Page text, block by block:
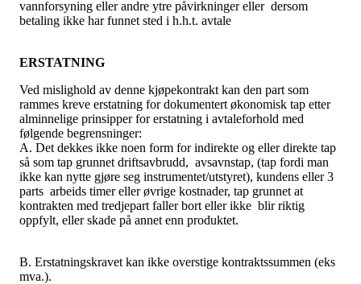
vannforsyning eller andre ytre påvirkninger eller dersom
betaling ikke har funnet sted i h.h.t. avtale
ERSTATNING
Ved mislighold av denne kjøpekontrakt kan den part som
rammes kreve erstatning for dokumentert økonomisk tap etter
alminnelige prinsipper for erstatning i avtaleforhold med
følgende begrensninger:
A. Det dekkes ikke noen form for indirekte og eller direkte tap
så som tap grunnet driftsavbrudd, avsavnstap, (tap fordi man
ikke kan nytte gjøre seg instrumentet/utstyret), kundens eller 3
parts arbeids timer eller øvrige kostnader, tap grunnet at
kontrakten med tredjepart faller bort eller ikke blir riktig
oppfylt, eller skade på annet enn produktet.
B. Erstatningskravet kan ikke overstige kontraktssummen (eks
mva.).